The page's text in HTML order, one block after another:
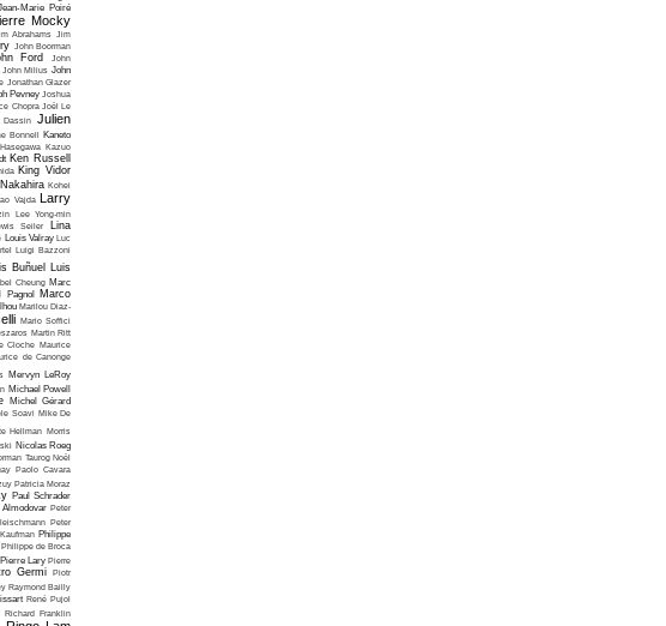
Marie Poiré
Mocky
Abrahams Jim
John Boorman
Ford
John
John Milius John
Jonathan Glazer
Pevney Joshua
Chopra Joël Le
Julien
Bonnell Kaneto
Kazuo
Ken Russell
King Vidor
Kohei
Vajda Larry
Lee Yong-min
Seiler
Lina
Louis Valray Luc
Luigi Bazzoni
Buñuel
Luis
Cheung Marc
Pagnol
Marco
Marilou Diaz-
Mario Soffici
Martin Ritt
Cloche Maurice
de Canonge
Mervyn LeRoy
Michael Powell
Michel Gérard
Soavi Mike De
Hellman Morris
Nicolas Roeg
Taurog Noël
Paolo Cavara
Patricia Moraz
Paul Schrader
Almodovar Peter
Peter
Philippe
Philippe de Broca
Pierre Lary Pierre
Germi Piotr
Raymond Bailly
René Pujol
Richard Franklin